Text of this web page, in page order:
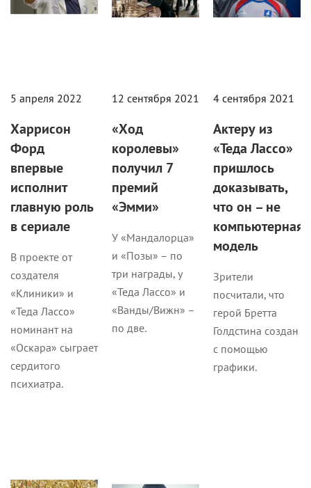
5 апреля 2022
Харрисон
Форд
впервые
исполнит
главную роль
в сериале
В проекте от
создателя
«Клиники» и
«Теда Лассо»
номинант на
«Оскара» сыграет
сердитого
психиатра.
12 сентября 2021
«Ход
королевы»
получил 7
премий
«Эмми»
У «Мандалорца»
и «Позы» – по
три награды, у
«Теда Лассо» и
«Ванды/Вижн» –
по две.
4 сентября 2021
Актеру из
«Теда Лассо»
пришлось
доказывать,
что он – не
компьютерная
модель
Зрители
посчитали, что
герой Бретта
Голдстина создан
с помощью
графики.